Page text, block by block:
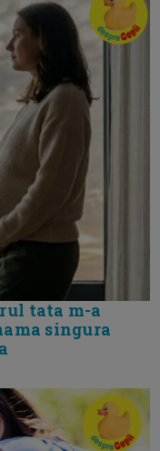
tata m-a
singura